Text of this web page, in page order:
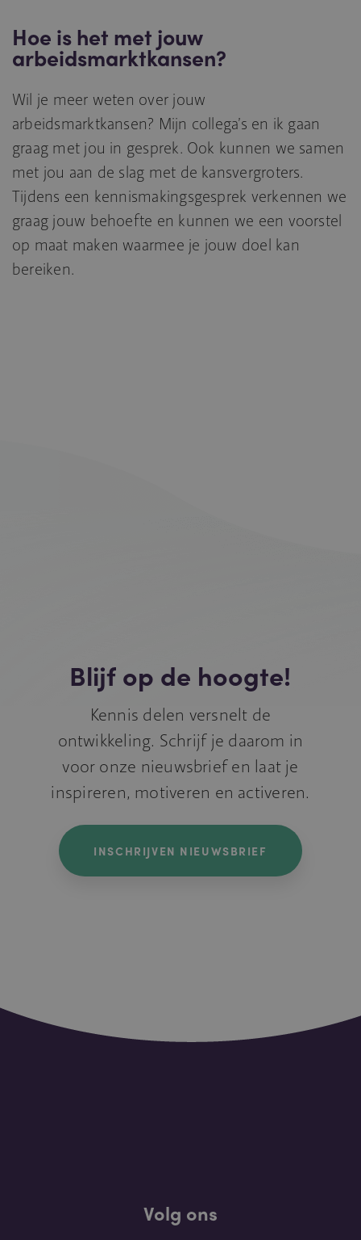
Hoe is het met jouw
arbeidsmarktkansen?
Wil je meer weten over jouw
arbeidsmarktkansen? Mijn collega’s en ik gaan
graag met jou in gesprek. Ook kunnen we samen
met jou aan de slag met de kansvergroters.
Tijdens een kennismakingsgesprek verkennen we
graag jouw behoefte en kunnen we een voorstel
op maat maken waarmee je jouw doel kan
bereiken.
Blijf op de hoogte!
Kennis delen versnelt de
ontwikkeling. Schrijf je daarom in
voor onze nieuwsbrief en laat je
inspireren, motiveren en activeren.
INSCHRIJVEN NIEUWSBRIEF
Volg ons